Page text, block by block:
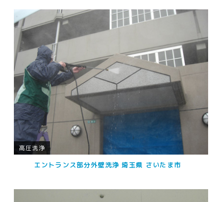
高圧洗浄
エントランス部分外壁洗浄 埼玉県 さいたま市